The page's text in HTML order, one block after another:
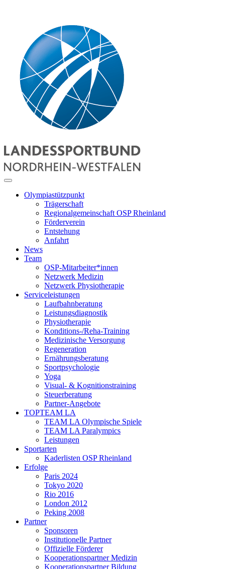
Olympiastützpunkt
Trägerschaft
Regionalgemeinschaft OSP Rheinland
Förderverein
Entstehung
Anfahrt
News
Team
OSP-Mitarbeiter*innen
Netzwerk Medizin
Netzwerk Physiotherapie
Serviceleistungen
Laufbahnberatung
Leistungsdiagnostik
Physiotherapie
Konditions-/Reha-Training
Medizinische Versorgung
Regeneration
Ernährungsberatung
Sportpsychologie
Yoga
Visual- & Kognitionstraining
Steuerberatung
Partner-Angebote
TOPTEAM LA
TEAM LA Olympische Spiele
TEAM LA Paralympics
Leistungen
Sportarten
Kaderlisten OSP Rheinland
Erfolge
Paris 2024
Tokyo 2020
Rio 2016
London 2012
Peking 2008
Partner
Sponsoren
Institutionelle Partner
Offizielle Förderer
Kooperationspartner Medizin
Kooperationspartner Bildung